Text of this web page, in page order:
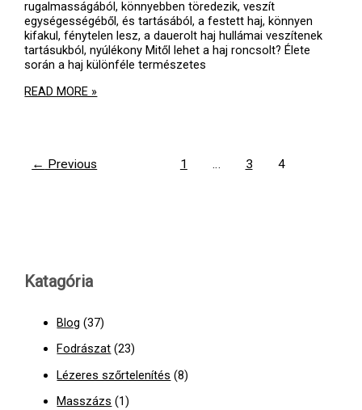
rugalmasságából, könnyebben töredezik, veszít
egységességéből, és tartásából, a festett haj, könnyen
kifakul, fénytelen lesz, a dauerolt haj hullámai veszítenek
tartásukból, nyúlékony Mitől lehet a haj roncsolt? Élete
során a haj különféle természetes
RONCSOLT
READ MORE »
← Previous 1 … 3 4
Katagória
Blog (37)
Fodrászat (23)
Lézeres szőrtelenítés (8)
Masszázs (1)